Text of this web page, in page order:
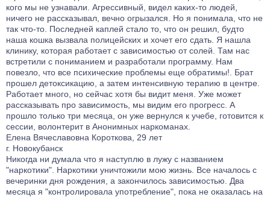
кого мы не узнавали. Агрессивный, видел каких-то людей,
ничего не рассказывал, вечно огрызался. Но я понимала, что не
так что-то. Последней каплей стало то, что он решил, будто
наша кошка вызвала полицейских и хочет его сдать. Я нашла
клинику, которая работает с зависимостью от солей. Там нас
встретили с пониманием и разработали программу. Нам
повезло, что все психические проблемы еще обратимы!. Брат
прошел детоксикацию, а затем интенсивную терапию в центре.
Работает много, но сейчас хотя бы видит меня. Уже может
рассказывать про зависимость, мы видим его прогресс. А
прошло только три месяца, он уже вернулся к учебе, готовится к
сессии, волонтерит в Анонимных наркоманах.
Елена Вячеславовна Короткова, 29 лет
г. Новокубанск
Никогда ни думала что я наступлю в лужу с названием
"наркотики". Наркотики уничтожили мою жизнь. Все началось с
вечеринки дня рождения, а закончилось зависимостью. Два
месяца я "контролировала употребление", пока не оказалась на